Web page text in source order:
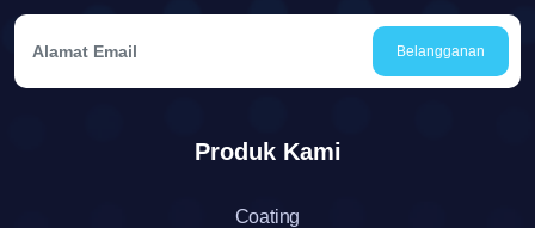
Belangganan
Produk Kami
Coating